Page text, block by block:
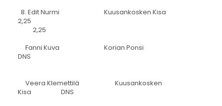
8. Edit Nurmi Kuusankosken Kisa
2,25
2,25
Fanni Kuva Korian Ponsi
DNS
Veera Klemettilä Kuusankosken
Kisa DNS